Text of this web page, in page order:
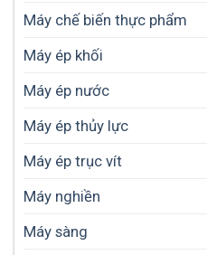
Máy chế biến thực phẩm
Máy ép khối
Máy ép nước
Máy ép thủy lực
Máy ép trục vít
Máy nghiền
Máy sàng